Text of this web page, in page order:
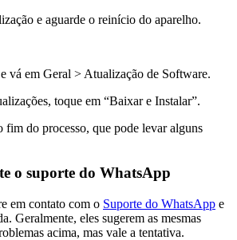
e aguarde o reinício do aparelho.
vá em Geral > Atualização de Software.
toque em “Baixar e Instalar”.
fim do processo, que pode levar alguns
o suporte do WhatsApp
em contato com o Suporte do WhatsApp e
Geralmente, eles sugerem as mesmas
acima, mas vale a tentativa.